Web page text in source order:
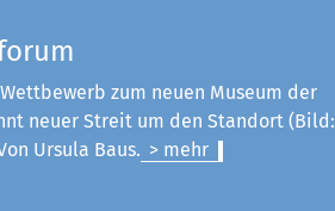
zum neuen Museum der
neuer Streit um den Standort (Bild:
Ursula Baus. > mehr